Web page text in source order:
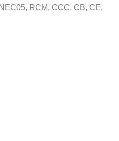
RCM, CCC, CB, CE,